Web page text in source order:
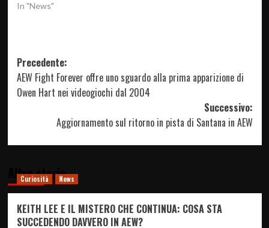
In "News"
Navigazione
articolo
Precedente:
AEW Fight Forever offre uno sguardo alla prima apparizione di
Owen Hart nei videogiochi dal 2004
Successivo:
Aggiornamento sul ritorno in pista di Santana in AEW
Altre storie
Curiosità News
KEITH LEE E IL MISTERO CHE CONTINUA: COSA STA
SUCCEDENDO DAVVERO IN AEW?